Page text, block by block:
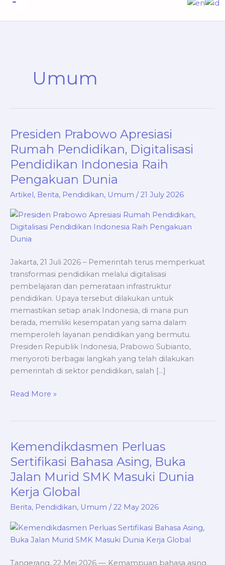
Umum
Presiden Prabowo Apresiasi
Rumah Pendidikan, Digitalisasi
Pendidikan Indonesia Raih
Pengakuan Dunia
Artikel, Berita, Pendidikan, Umum /21 July 2026
Jakarta, 21 Juli 2026 – Pemerintah terus memperkuat
transformasi pendidikan melalui digitalisasi
pembelajaran dan pemerataan infrastruktur
pendidikan. Upaya tersebut dilakukan untuk
memastikan setiap anak Indonesia, di mana pun
berada, memiliki kesempatan yang sama dalam
memperoleh layanan pendidikan yang bermutu.
Presiden Republik Indonesia, Prabowo Subianto,
menyoroti berbagai langkah yang telah dilakukan
pemerintah di sektor pendidikan, salah […]
Presiden
Prabowo
Apresiasi
Rumah
Pendidikan,
Digitalisasi
Indonesia
Raih
Pengakuan
Read More »
Kemendikdasmen Perluas
Sertifikasi Bahasa Asing, Buka
Jalan Murid SMK Masuki Dunia
Kerja Global
Berita, Pendidikan, Umum /22 May 2026
Tangerang, 22 Mei 2026 — Kemampuan bahasa asing
Kemendikdasmen
Perluas
Bahasa
Asing,
Buka
Murid
SMK